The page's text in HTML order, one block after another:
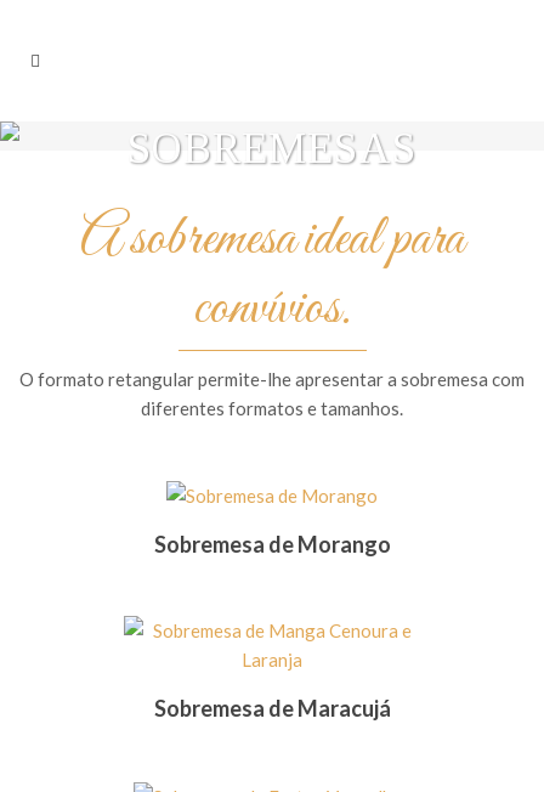
SOBREMESAS
A sobremesa ideal para
convívios.
O formato retangular permite-lhe apresentar a sobremesa com
diferentes formatos e tamanhos.
Sobremesa de Morango
Sobremesa de Maracujá